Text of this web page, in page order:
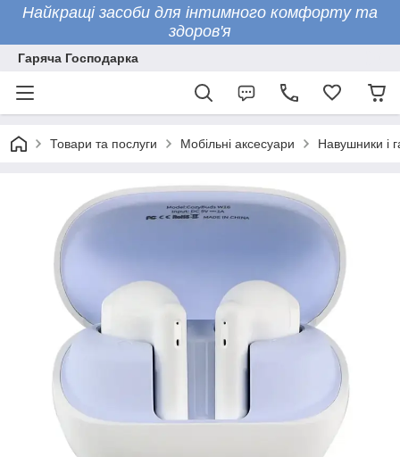
Найкращі засоби для інтимного комфорту та
здоров'я
Гаряча Господарка
Товари та послуги Мобільні аксесуари Навушники і